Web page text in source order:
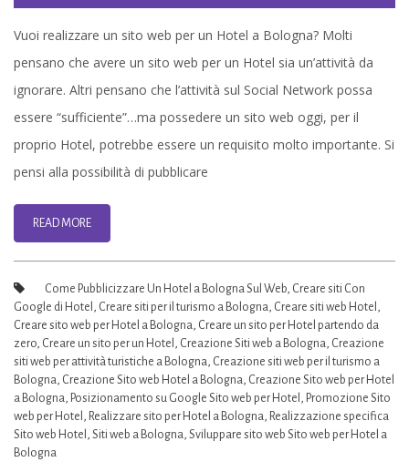
web
professionali
per
Hotel
a
Bologna
Vuoi realizzare un sito web per un Hotel a Bologna? Molti
pensano che avere un sito web per un Hotel sia un’attività da
ignorare. Altri pensano che l’attività sul Social Network possa
essere “sufficiente”…ma possedere un sito web oggi, per il
proprio Hotel, potrebbe essere un requisito molto importante. Si
pensi alla possibilità di pubblicare
READ MORE
Come Pubblicizzare Un Hotel a Bologna Sul Web, Creare siti Con
Google di Hotel , Creare siti per il turismo a Bologna, Creare siti web Hotel ,
Creare sito web per Hotel a Bologna, Creare un sito per Hotel partendo da
zero, Creare un sito per un Hotel , Creazione Siti web a Bologna, Creazione
siti web per attività turistiche a Bologna, Creazione siti web per il turismo a
Bologna, Creazione Sito web Hotel a Bologna, Creazione Sito web per Hotel
a Bologna, Posizionamento su Google Sito web per Hotel , Promozione Sito
web per Hotel , Realizzare sito per Hotel a Bologna, Realizzazione specifica
Sito web Hotel , Siti web a Bologna, Sviluppare sito web Sito web per Hotel a
Bologna